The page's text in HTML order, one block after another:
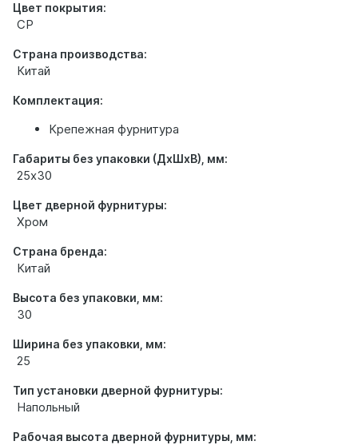
Цвет покрытия:
CP
Страна производства:
Китай
Комплектация:
Крепежная фурнитура
Габариты без упаковки (ДхШхВ), мм:
25х30
Цвет дверной фурнитуры:
Хром
Страна бренда:
Китай
Высота без упаковки, мм:
30
Ширина без упаковки, мм:
25
Тип установки дверной фурнитуры:
Напольный
Рабочая высота дверной фурнитуры, мм: